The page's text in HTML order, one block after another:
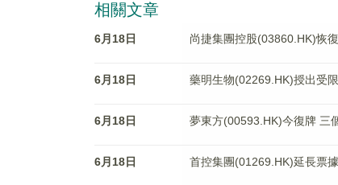
相關文章
6月18日 尚捷集團控股(03860.HK)恢
6月18日 藥明生物(02269.HK)授出受
6月18日 夢東方(00593.HK)今復牌 三
6月18日 首控集團(01269.HK)延長票